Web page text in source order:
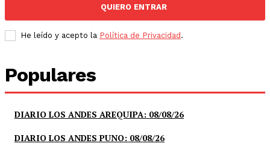
QUIERO ENTRAR
He leído y acepto la Política de Privacidad.
Populares
DIARIO LOS ANDES AREQUIPA: 08/08/26
DIARIO LOS ANDES PUNO: 08/08/26